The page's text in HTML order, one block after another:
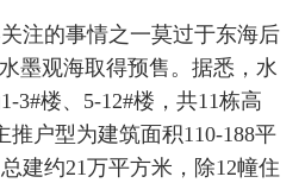
注的事情之一莫过于东海后
墨观海取得预售。据悉，水
3#楼、5-12#楼，共11栋高
推户型为建筑面积110-188平
建约21万平方米，除12幢住